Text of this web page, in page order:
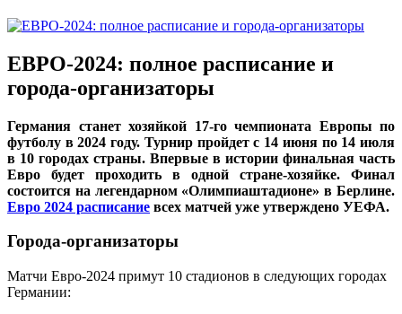
ЕВРО-2024: полное расписание и
города-организаторы
Германия станет хозяйкой 17-го чемпионата Европы по
футболу в 2024 году. Турнир пройдет с 14 июня по 14 июля
в 10 городах страны. Впервые в истории финальная часть
Евро будет проходить в одной стране-хозяйке. Финал
состоится на легендарном «Олимпиаштадионе» в Берлине.
Евро 2024 расписание всех матчей уже утверждено УЕФА.
Города-организаторы
Матчи Евро-2024 примут 10 стадионов в следующих городах
Германии: